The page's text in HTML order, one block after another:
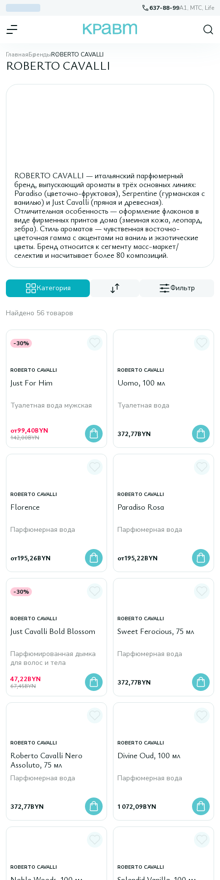
637-88-99A1, МТС, Life
ГлавнаяБрендыROBERTO CAVALLI
ROBERTO CAVALLI
ROBERTO CAVALLI — итальянский парфюмерный
бренд, выпускающий ароматы в трёх основных линиях:
Paradiso (цветочно-фруктовая), Serpentine (гурманская с
ванилью) и Just Cavalli (пряная и древесная).
Отличительная особенность — оформление флаконов в
виде фирменных принтов дома (змеиная кожа, леопард,
зебра). Стиль ароматов — чувственная восточно-
цветочная гамма с акцентами на ваниль и экзотические
цветы. Бренд относится к сегменту масс-маркет/
селектив и насчитывает более 80 композиций.
Категория Фильтр
Найдено 56 товаров
-30%
ROBERTO CAVALLI
Just For Him
Туалетная вода мужская
от99,40BYN
142,00BYN
ROBERTO CAVALLI
Uomo, 100 мл
Туалетная вода
372,77BYN
ROBERTO CAVALLI
Florence
Парфюмерная вода
от195,26BYN
ROBERTO CAVALLI
Paradiso Rosa
Парфюмерная вода
от195,22BYN
-30%
ROBERTO CAVALLI
Just Cavalli Bold Blossom
Парфюмированная дымка
для волос и тела
47,22BYN
67,45BYN
ROBERTO CAVALLI
Sweet Ferocious, 75 мл
Парфюмерная вода
372,77BYN
ROBERTO CAVALLI
Roberto Cavalli Nero
Assoluto, 75 мл
Парфюмерная вода
372,77BYN
ROBERTO CAVALLI
Divine Oud, 100 мл
Парфюмерная вода
1 072,09BYN
ROBERTO CAVALLI ROBERTO CAVALLI